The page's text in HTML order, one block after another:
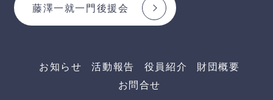
藤澤一就一門後援会
お知らせ 活動報告 役員紹介
財団概要
お問合せ